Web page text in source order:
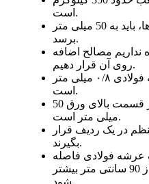
است.
حداقل طول وصله روی تیرها، باید به 50 میلی متر
برسد.
مصالح اضافه
روی آن قرار دهیم.
حداقل ضخامت سقف عرشه فولادی ۰/۸ میلی متر
است.
حداقل ضخامت دال بتنی در قسمت بالای ورق 50
میلی متر است.
در یک ردیف قرار
بگیرند.
عرشه فولادی فاصله
بین هر گلمیخ است که نباید از 90 سانتی متر بیشتر